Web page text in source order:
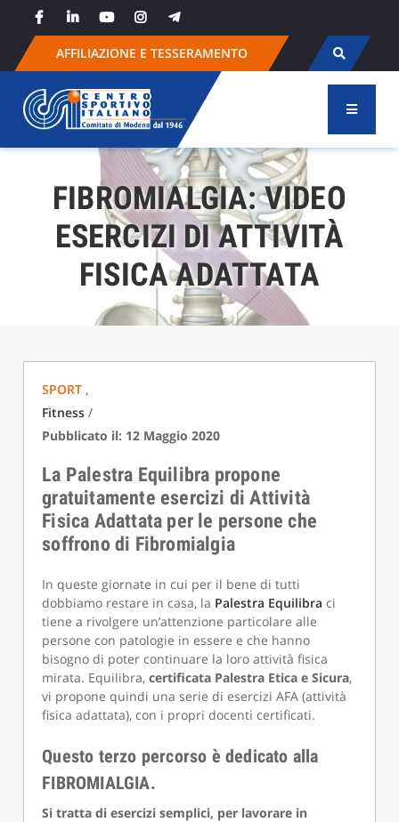
content
AFFILIAZIONE E TESSERAMENTO
FIBROMIALGIA: VIDEO
ESERCIZI DI ATTIVITÀ
FISICA ADATTATA
SPORT ,
Fitness /
Pubblicato il: 12 Maggio 2020
La Palestra Equilibra propone
gratuitamente esercizi di Attività
Fisica Adattata per le persone che
soffrono di Fibromialgia
In queste giornate in cui per il bene di tutti
dobbiamo restare in casa, la Palestra Equilibra ci
tiene a rivolgere un’attenzione particolare alle
persone con patologie in essere e che hanno
bisogno di poter continuare la loro attività fisica
mirata. Equilibra,certificata Palestra Etica e Sicura,
vi propone quindi una serie di esercizi AFA (attività
fisica adattata), con i propri docenti certificati.
Questo terzo percorso è dedicato alla
FIBROMIALGIA.
Si tratta di esercizi semplici, per lavorare in